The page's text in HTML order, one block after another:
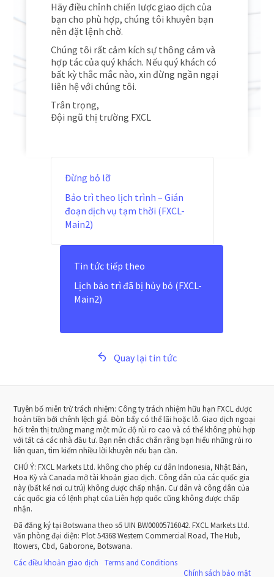
Hãy điều chỉnh chiến lược giao dịch của
bạn cho phù hợp, chúng tôi khuyên bạn
nên đặt lệnh chờ.
Chúng tôi rất cảm kích sự thông cảm và
hợp tác của quý khách. Nếu quý khách có
bất kỳ thắc mắc nào, xin đừng ngần ngại
liên hệ với chúng tôi.
Trân trọng,
Đội ngũ thị trường FXCL
Đừng bỏ lỡ
Bảo trì theo lịch trình – Gián
đoạn dịch vụ tạm thời (FXCL-
Main2)
Tin tức tiếp theo
Lịch bảo trì đã bị hủy bỏ (FXCL-
Main2)
Quay lại tin tức
Tuyên bố miễn trừ trách nhiệm: Công ty trách nhiệm hữu hạn FXCL được
hoàn tiền bởi chênh lệch giá. Đòn bẩy có thể lãi hoặc lỗ. Giao dịch ngoại
hối trên thị trường mang một mức độ rủi ro cao và có thể không phù hợp
với tất cả các nhà đầu tư. Bạn nên chắc chắn rằng bạn hiểu những rủi ro
liên quan, tìm kiếm nhiều lời khuyên nếu bạn cần.
CHÚ Ý: FXCL Markets Ltd. không cho phép cư dân Indonesia, Nhật Bản,
Hoa Kỳ và Canada mở tài khoản giao dịch. Công dân của các quốc gia
này (bất kể nơi cư trú) không được chấp nhận. Cư dân và công dân của
các quốc gia có lệnh phạt của Liên hợp quốc cũng không được chấp
nhận.
Đã đăng ký tại Botswana theo số UIN BW00005716042. FXCL Markets Ltd.
văn phòng đại diện: Plot 54368 Western Commercial Road, The Hub,
Itowers, Cbd, Gaborone, Botswana.
Các điều khoản giao dịch
Terms and Conditions
Chính sách bảo mật